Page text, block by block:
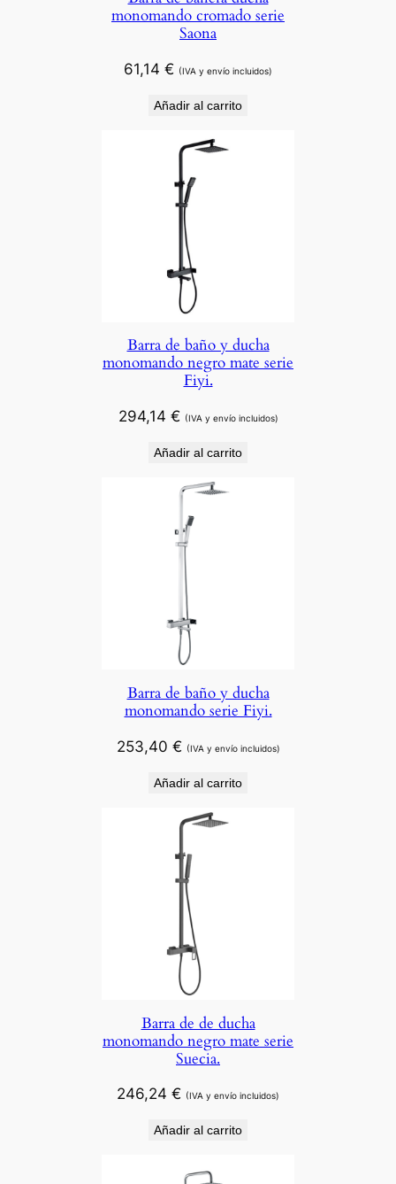
monomando cromado serie
Saona
61,14 € (IVA y envío incluidos)
Añadir al carrito
Barra de baño y ducha
monomando negro mate serie
Fiyi.
294,14 € (IVA y envío incluidos)
Añadir al carrito
Barra de baño y ducha
monomando serie Fiyi.
253,40 € (IVA y envío incluidos)
Añadir al carrito
Barra de de ducha
monomando negro mate serie
Suecia.
246,24 € (IVA y envío incluidos)
Añadir al carrito